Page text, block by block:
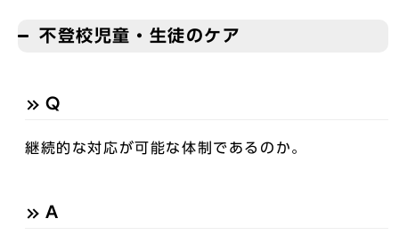
不登校児童・生徒のケア
Q
継続的な対応が可能な体制であるのか。
A